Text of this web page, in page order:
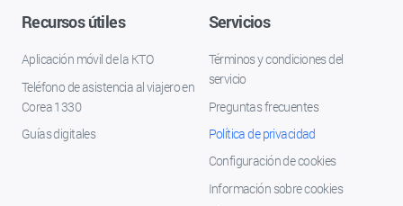
Recursos útiles
Aplicación móvil de la KTO
Teléfono de asistencia al viajero en
Corea 1330
Guías digitales
Servicios
Términos y condiciones del
servicio
Preguntas frecuentes
Política de privacidad
Configuración de cookies
Información sobre cookies